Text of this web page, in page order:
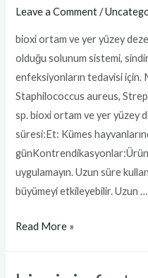
Leave a Comment /
bioxi ortam ve yer yüzey
olduğu solunum sistemi,
enfeksiyonların tedavisi için.
Staphilococcus aureus,
sp. bioxi ortam ve yer yüzey
süresi:Et: Kümes
uygulamayın. Uzun süre
büyümeyi etkileyebilir. Uzun …
bioxi
Read More »